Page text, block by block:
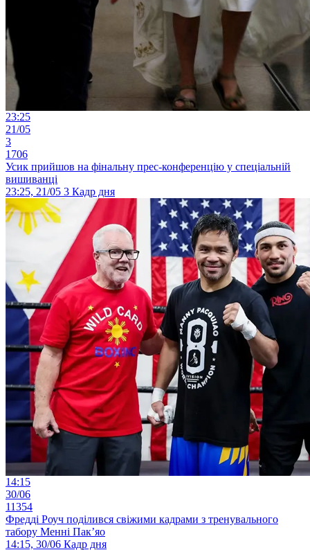
23:25
21/05
3
1706
Усик прийшов на фінальну прес-конференцію у спеціальній
вишиванці
23:25, 21/05 3 Кадр дня
14:15
30/06
11354
Фредді Роуч поділився свіжими кадрами з тренувального
табору Менні Пак’яо
14:15, 30/06 Кадр дня